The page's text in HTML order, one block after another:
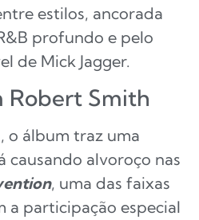
estilos, ancorada
profundo e pelo
de Mick Jagger.
Robert Smith
o álbum traz uma
causando alvoroço nas
, uma das faixas
a participação especial